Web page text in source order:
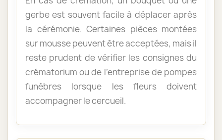
gerbe est souvent facile à déplacer après
la cérémonie. Certaines pièces montées
sur mousse peuvent être acceptées, mais il
reste prudent de vérifier les consignes du
crématorium ou de l’entreprise de pompes
funèbres lorsque les fleurs doivent
accompagner le cercueil.